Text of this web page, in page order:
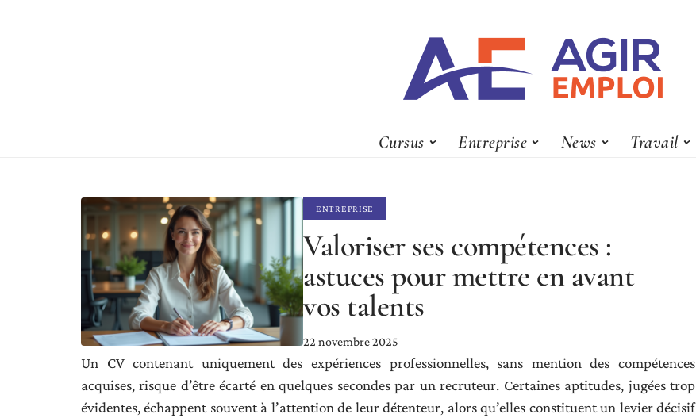
Cursus Entreprise News Travail
ENTREPRISE
Valoriser ses compétences :
astuces pour mettre en avant
vos talents
22 novembre 2025
Un CV contenant uniquement des expériences professionnelles, sans mention des compétences
acquises, risque d’être écarté en quelques secondes par un recruteur. Certaines aptitudes, jugées trop
évidentes, échappent souvent à l’attention de leur détenteur, alors qu’elles constituent un levier décisif